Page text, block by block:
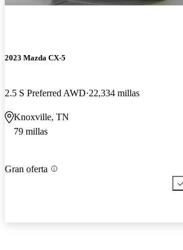
2023 Mazda CX-5
2.5 S Preferred AWD 22,334 millas
Knoxville, TN
79 millas
Gran oferta